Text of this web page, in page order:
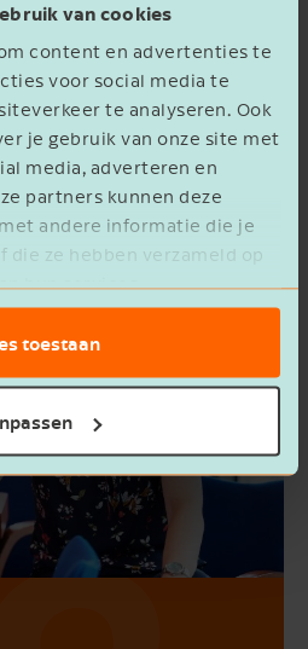
van cookies
content en advertenties te
voor social media te
te analyseren. Ook
je gebruik van onze site met
media, adverteren en
partners kunnen deze
andere informatie die je
die ze hebben verzameld op
hun services.
toestaan
verantwoording af